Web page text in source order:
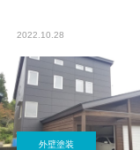
2022.10.28
外壁塗装